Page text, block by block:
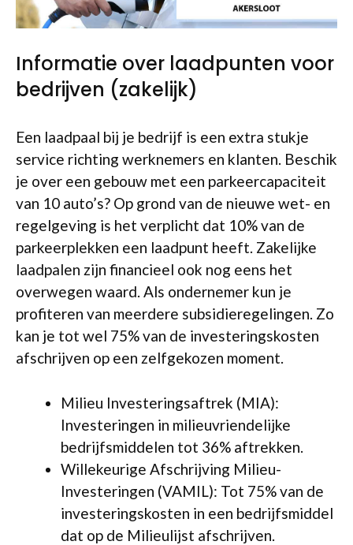
Informatie over laadpunten voor
bedrijven (zakelijk)
Een laadpaal bij je bedrijf is een extra stukje
service richting werknemers en klanten. Beschik
je over een gebouw met een parkeercapaciteit
van 10 auto’s? Op grond van de nieuwe wet- en
regelgeving is het verplicht dat 10% van de
parkeerplekken een laadpunt heeft. Zakelijke
laadpalen zijn financieel ook nog eens het
overwegen waard. Als ondernemer kun je
profiteren van meerdere subsidieregelingen. Zo
kan je tot wel 75% van de investeringskosten
afschrijven op een zelfgekozen moment.
Milieu Investeringsaftrek (MIA):
Investeringen in milieuvriendelijke
bedrijfsmiddelen tot 36% aftrekken.
Willekeurige Afschrijving Milieu-
Investeringen (VAMIL): Tot 75% van de
investeringskosten in een bedrijfsmiddel
dat op de Milieulijst afschrijven.